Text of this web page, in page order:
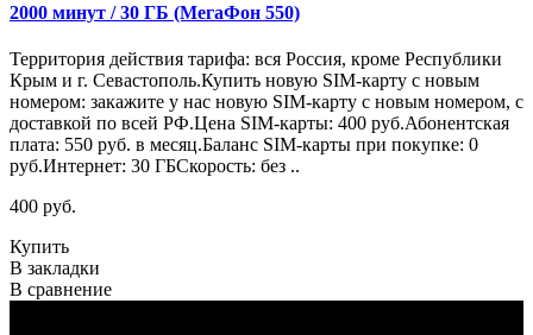
2000 минут / 30 ГБ (МегаФон 550)
Территория действия тарифа: вся Россия, кроме Республики
Крым и г. Севастополь.Купить новую SIM-карту с новым
номером: закажите у нас новую SIM-карту с новым номером, с
доставкой по всей РФ.Цена SIM-карты: 400 руб.Абонентская
плата: 550 руб. в месяц.Баланс SIM-карты при покупке: 0
руб.Интернет: 30 ГБСкорость: без ..
400 руб.
Купить
В закладки
В сравнение